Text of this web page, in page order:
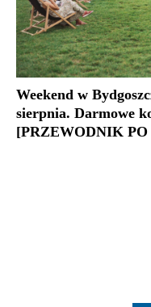
Weekend w
sierpnia. Darmowe
[PRZEWODNIK